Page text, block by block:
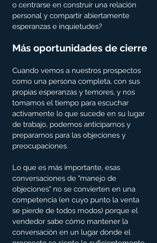
o centrarse en construir una relación
personal y compartir abiertamente
esperanzas e inquietudes?
Más oportunidades de cierre
Cuando vemos a nuestros prospectos
como una persona completa, con sus
propias esperanzas y temores, y nos
tomamos el tiempo para escuchar
activamente lo que sucede en su lugar
de trabajo, podemos anticiparnos y
prepararnos para las objeciones y
preocupaciones.
Lo que es más importante, esas
conversaciones de "manejo de
objeciones" no se convierten en una
competencia (en cuyo punto la venta
se pierde de todos modos) porque el
vendedor sabe cómo mantener la
conversación en un lugar donde el